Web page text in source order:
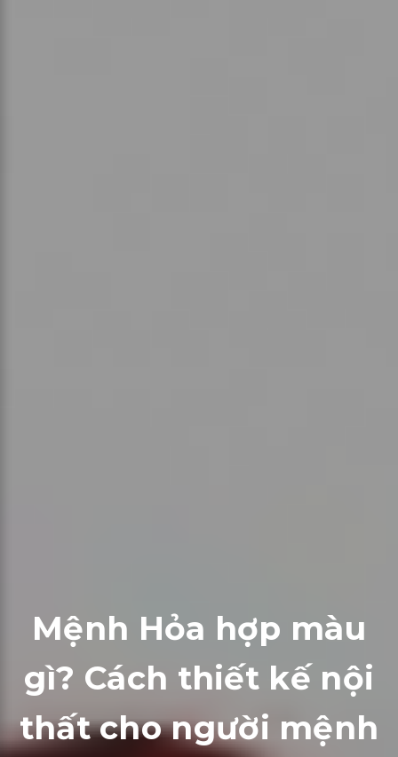
Mệnh Hỏa hợp màu
gì? Cách thiết kế nội
thất cho người mệnh